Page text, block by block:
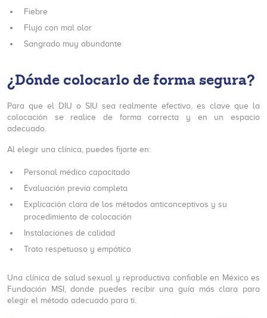
Fiebre
Flujo con mal olor
Sangrado muy abundante
¿Dónde colocarlo de forma segura?
Para que el DIU o SIU sea realmente efectivo, es clave que la
colocación se realice de forma correcta y en un espacio
adecuado.
Al elegir una clínica, puedes fijarte en:
Personal médico capacitado
Evaluación previa completa
Explicación clara de los métodos anticonceptivos y su
procedimiento de colocación
Instalaciones de calidad
Trato respetuoso y empático
Una clínica de salud sexual y reproductiva confiable en México es
Fundación MSI, donde puedes recibir una guía más clara para
elegir el método adecuado para ti.